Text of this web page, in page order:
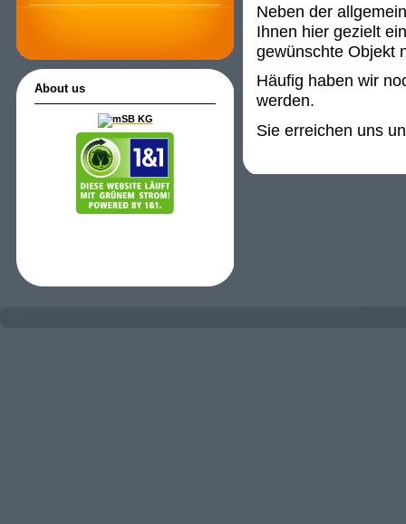
About us
Neben der
Ihnen hier gezielt
gewünschte Objekt
Häufig haben wir
werden.
Sie erreichen uns